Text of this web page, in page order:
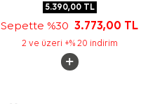
5.390,00TL
Sepette %30 3.773,00 TL
2 ve üzeri +% 20 indirim